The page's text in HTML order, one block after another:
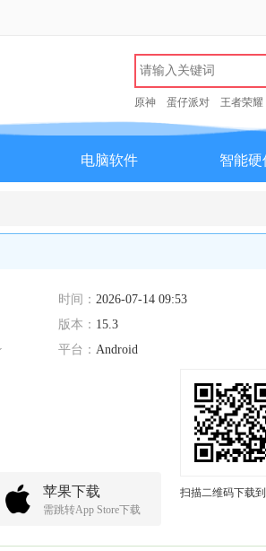
原神 蛋仔派对 王者荣耀
电脑软件 智能硬
时间： 2026-07-14 09:53
版本： 15.3
平台： Android
苹果下载
需跳转App Store下载
扫描二维码下载